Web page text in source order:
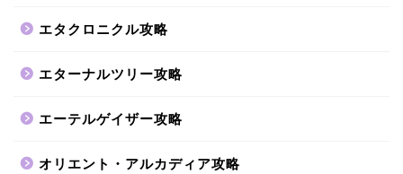
エタクロニクル攻略
エターナルツリー攻略
エーテルゲイザー攻略
オリエント・アルカディア攻略